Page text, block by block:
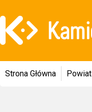
Strona Główna Powiat